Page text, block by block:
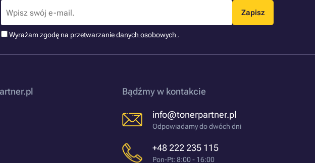
Zapisz
Wyrażam zgodę na przetwarzaniedanych osobowych .
Bądźmy w kontakcie
info@tonerpartner.pl
Odpowiadamy do dwóch dni
+48 222 235 115
Pon-Pt: 8:00 - 16:00